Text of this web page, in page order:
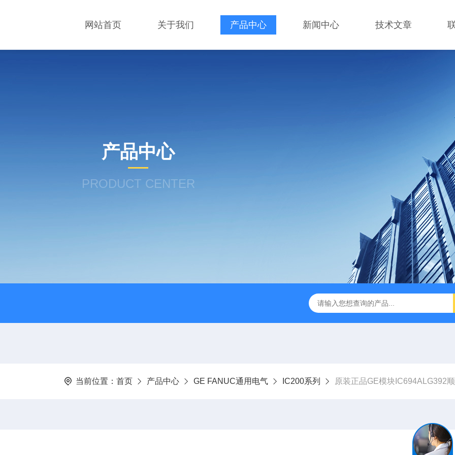
网站首页 关于我们 产品中心 新闻中心 技术文章
产品中心
PRODUCT CENTER
当前位置： 首页 产品中心 GE FANUC通用电气 IC200系列 原装正品GE模块IC694ALG392